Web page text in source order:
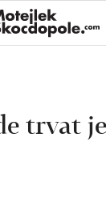
trvat